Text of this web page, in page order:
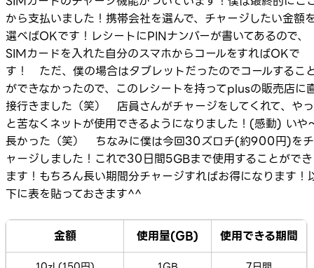
から支払いました！携帯会社を選んで、チャージしたい金額
選べばOKです！レシートにPINナンバーが書いてあるので、
SIMカードを入れた自分のスマホからコールをすればOKで
す！ ただ、僕の場合はタブレットだったのでコールするこ
ができなかったので、このレシートを持ってplusの販売店に
接行きました（笑） 店員さんがチャージをしてくれて、やっ
と苦なくネットが使用できるようになりました！(感動) いや
長かった（笑） ちなみに僕は今回30ズロチ(約900円)をチ
ャージしました！これで30日間5GBまで使用することができ
ます！もちろん長い期間分チャージすればお得になります！
下に表を貼っておきます^^
金額 使用量(GB) 使用できる期間